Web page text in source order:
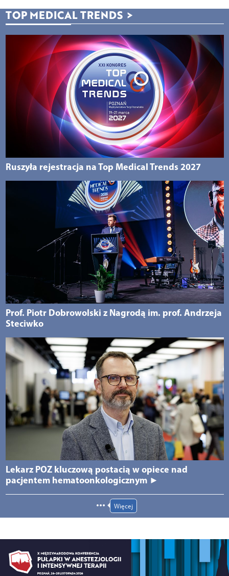
TOP MEDICAL TRENDS >
Ruszyła rejestracja na Top Medical Trends 2027
Prof. Piotr Dobrowolski z Nagrodą im. prof. Andrzeja
Steciwko
Lekarz POZ kluczową postacią w opiece nad
pacjentem hematoonkologicznym ►
Więcej